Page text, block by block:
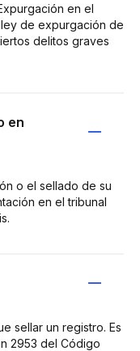
en el
de expurgación de
delitos graves
en
o el sellado de su
en el tribunal
sellar un registro. Es
2953 del Código